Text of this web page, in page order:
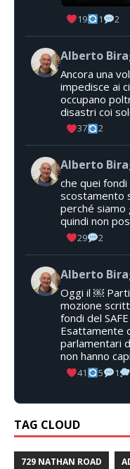
19 1 2
Alberto
Ancora una
impedisce ai
occupano
disastri coi
37 2
Alberto
che quei
scostamento
perché siamo
quindi non
29 2
Alberto
Oggi il ￼
mozione
fondi del
Esattamente
parlamentari
non hanno
41 5 1
TAG CLOUD
729 NATHAN ROAD